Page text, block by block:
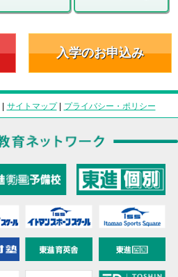
入学のお申込み
| サイトマップ| プライバシー・ポリシー